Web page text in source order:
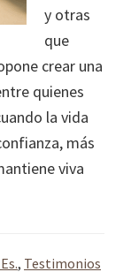
y otras
que
crear una
quienes
la vida
más
viva
, Testimonios